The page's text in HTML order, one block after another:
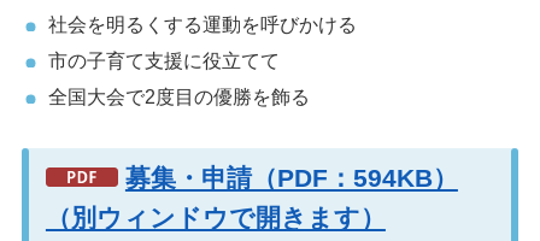
社会を明るくする運動を呼びかける
市の子育て支援に役立てて
全国大会で2度目の優勝を飾る
募集・申請（PDF：594KB）
（別ウィンドウで開きます）